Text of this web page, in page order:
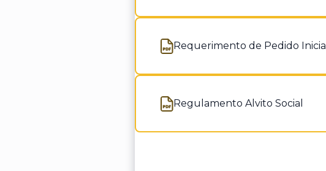
Requerimento de Pedido Inicial
Abre num novo separador
Regulamento Alvito Social
Abre num novo separador